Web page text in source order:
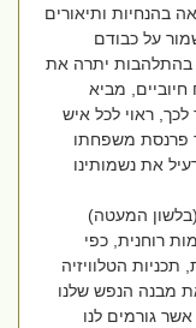
ותיאורים
על כבודם
יתרה את
מביא
ראוי לכל איש
משפחתו
את נשמותינו
המעטה)
כפי
הטלוויזיה
הנפש שלנו
גורמים לנו